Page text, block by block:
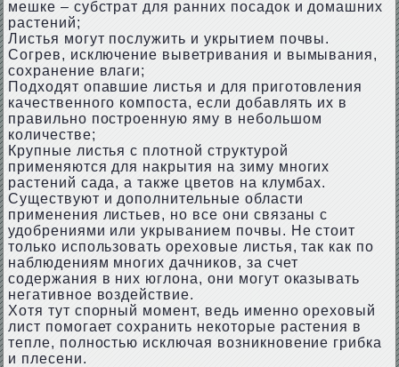
мешке – субстрат для ранних посадок и домашних
растений;
Листья могут послужить и укрытием почвы.
Согрев, исключение выветривания и вымывания,
сохранение влаги;
Подходят опавшие листья и для приготовления
качественного компоста, если добавлять их в
правильно построенную яму в небольшом
количестве;
Крупные листья с плотной структурой
применяются для накрытия на зиму многих
растений сада, а также цветов на клумбах.
Существуют и дополнительные области
применения листьев, но все они связаны с
удобрениями или укрыванием почвы. Не стоит
только использовать ореховые листья, так как по
наблюдениям многих дачников, за счет
содержания в них юглона, они могут оказывать
негативное воздействие.
Хотя тут спорный момент, ведь именно ореховый
лист помогает сохранить некоторые растения в
тепле, полностью исключая возникновение грибка
и плесени.